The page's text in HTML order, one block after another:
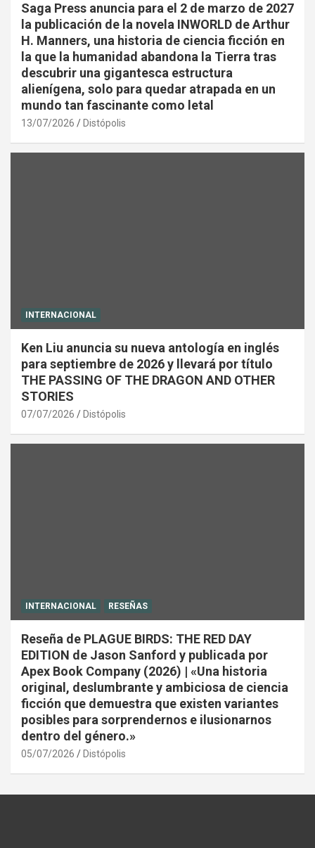
Saga Press anuncia para el 2 de marzo de 2027
la publicación de la novela INWORLD de Arthur
H. Manners, una historia de ciencia ficción en
la que la humanidad abandona la Tierra tras
descubrir una gigantesca estructura
alienígena, solo para quedar atrapada en un
mundo tan fascinante como letal
13/07/2026 Distópolis
INTERNACIONAL
Ken Liu anuncia su nueva antología en inglés
para septiembre de 2026 y llevará por título
THE PASSING OF THE DRAGON AND OTHER
STORIES
07/07/2026 Distópolis
INTERNACIONAL RESEÑAS
Reseña de PLAGUE BIRDS: THE RED DAY
EDITION de Jason Sanford y publicada por
Apex Book Company (2026) | «Una historia
original, deslumbrante y ambiciosa de ciencia
ficción que demuestra que existen variantes
posibles para sorprendernos e ilusionarnos
dentro del género.»
05/07/2026 Distópolis